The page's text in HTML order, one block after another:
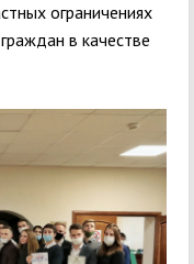
ограничениях
в качестве